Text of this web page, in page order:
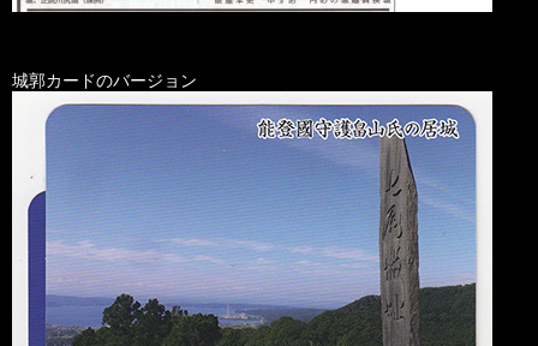
城郭カードのバージョン